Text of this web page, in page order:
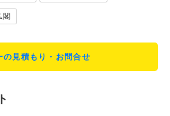
閣
の見積もり・お問合せ